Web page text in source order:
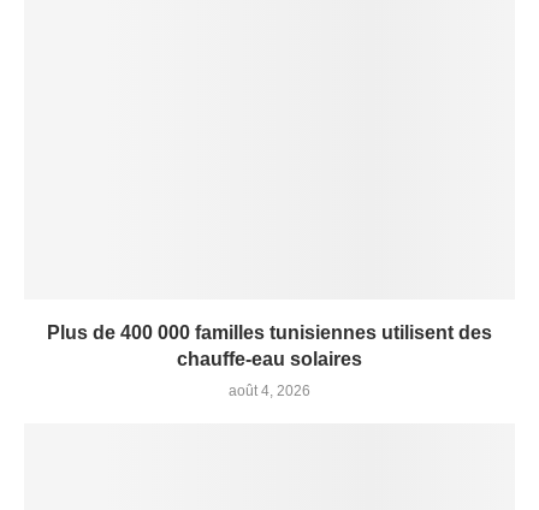
Plus de 400 000 familles tunisiennes utilisent des
chauffe-eau solaires
août 4, 2026